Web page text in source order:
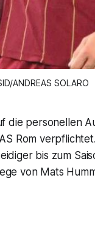
ANDREAS SOLARO
die personellen
Rom
bis zum
von Mats